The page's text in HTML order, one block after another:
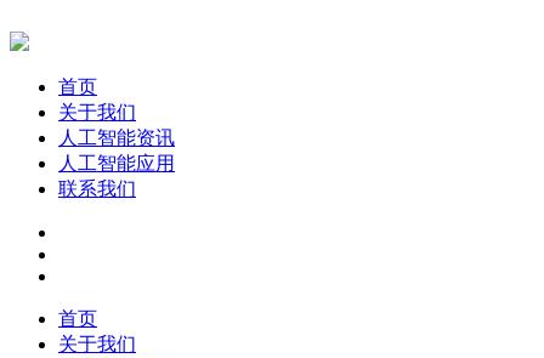
首页
关于我们
人工智能资讯
人工智能应用
联系我们
首页
关于我们